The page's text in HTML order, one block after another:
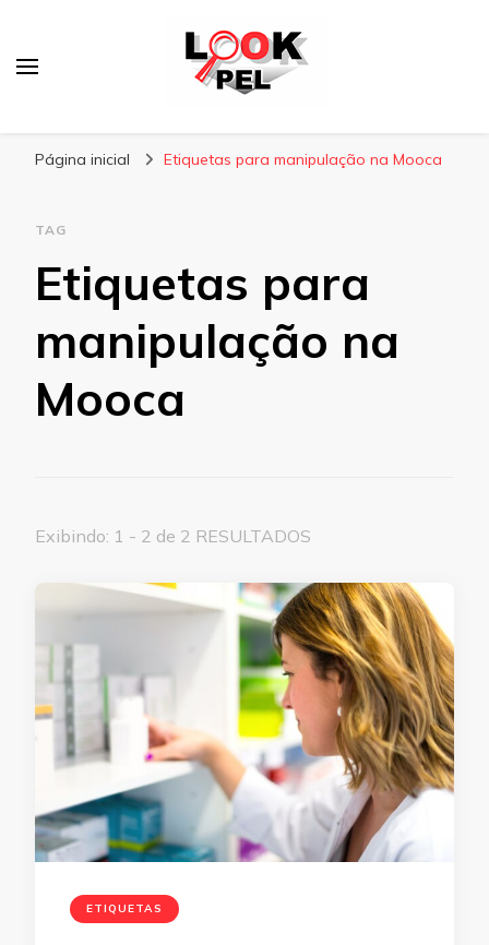
Página inicial Etiquetas para manipulação na Mooca
TAG
Etiquetas para
manipulação na
Mooca
Exibindo: 1 - 2 de 2 RESULTADOS
ETIQUETAS